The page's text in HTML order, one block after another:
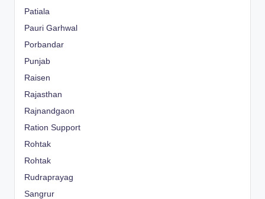
Patiala
Pauri Garhwal
Porbandar
Punjab
Raisen
Rajasthan
Rajnandgaon
Ration Support
Rohtak
Rohtak
Rudraprayag
Sangrur